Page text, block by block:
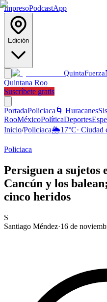
ImpresoPodcastApp
Edición
QuintaFuerza
Quintana Roo
Suscríbete gratis
PortadaPoliciaca 🌀 Huracanes
RooMéxicoPolíticaDeportes
Inicio/Policiaca🌦️17°C· Ciudad
Policiaca
Persiguen a sujetos
Cancún y los
cinco heridos
S
Santiago Méndez·16 de